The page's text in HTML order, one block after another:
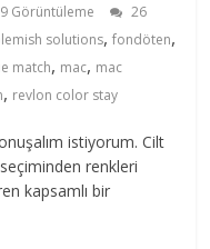
Görüntüleme
26
solutions,fondöten,
match, mac, mac
, revlon color stay
istiyorum. Cilt
renkleri
kapsamlı bir